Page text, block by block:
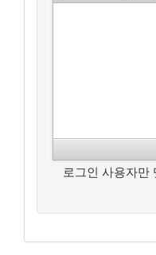
로그인 사용자만